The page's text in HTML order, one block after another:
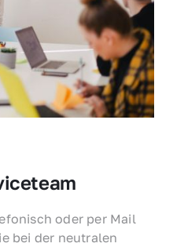
oder per Mail
bei der neutralen